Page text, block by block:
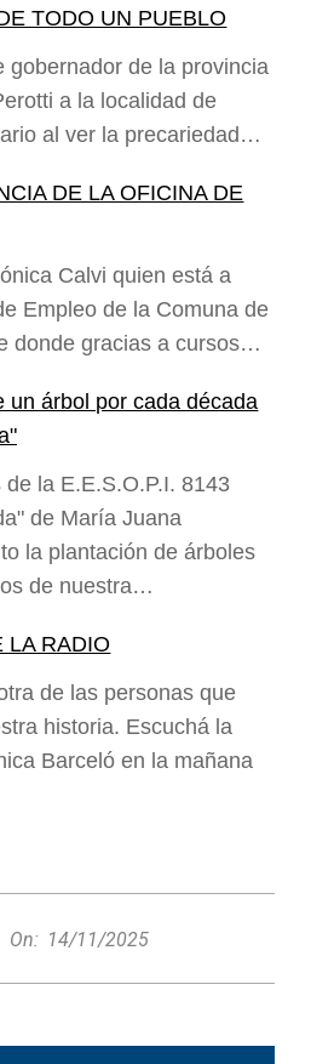
TODO UN PUEBLO
gobernador de la provincia
a la localidad de
al ver la precariedad…
DE LA OFICINA DE
Calvi quien está a
Empleo de la Comuna de
donde gracias a cursos…
un árbol por cada década
la E.E.S.O.P.I. 8143
de María Juana
la plantación de árboles
de nuestra…
LA RADIO
de las personas que
historia. Escuchá la
Barceló en la mañana
On: 14/11/2025